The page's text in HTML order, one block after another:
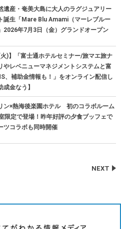
遺産・奄美大島に大人のラグジュアリー
誕生「Mare Blu Amami（マーレブルー
2026年7月3日（金）グランドオープン
火)】「富士通ホテルセミナー/旅マエ旅ナ
やレベニューマネジメントシステムと富
、補助金情報も！」をオンライン配信し
成金なう】
ン×熱海後楽園ホテル 初のコラボルーム
限定で登場！昨年好評の夕食ブッフェで
ツコラボも同時開催
NEXT